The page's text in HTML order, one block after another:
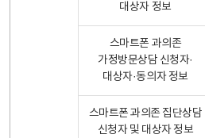
대상자 정보
스마트폰 과의존
가정방문상담 신청자·
대상자·동의자 정보
스마트폰 과의존 집단상담
신청자 및 대상자 정보